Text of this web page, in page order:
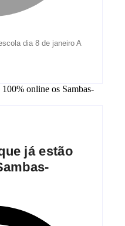
dia 8 de janeiro A
já estão